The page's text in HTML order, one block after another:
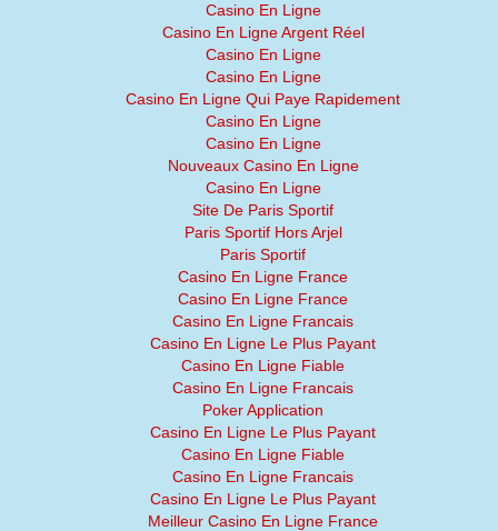
Casino En Ligne
Casino En Ligne Argent Réel
Casino En Ligne
Casino En Ligne
Casino En Ligne Qui Paye Rapidement
Casino En Ligne
Casino En Ligne
Nouveaux Casino En Ligne
Casino En Ligne
Site De Paris Sportif
Paris Sportif Hors Arjel
Paris Sportif
Casino En Ligne France
Casino En Ligne France
Casino En Ligne Francais
Casino En Ligne Le Plus Payant
Casino En Ligne Fiable
Casino En Ligne Francais
Poker Application
Casino En Ligne Le Plus Payant
Casino En Ligne Fiable
Casino En Ligne Francais
Casino En Ligne Le Plus Payant
Meilleur Casino En Ligne France